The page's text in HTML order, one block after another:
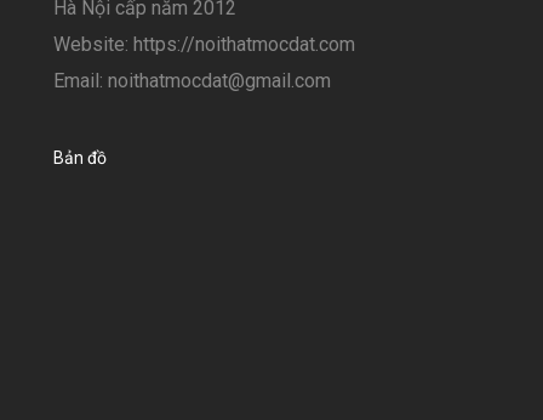
Hà Nội cấp năm 2012
Website: https://noithatmocdat.com
Email: noithatmocdat@gmail.com
Bản đồ